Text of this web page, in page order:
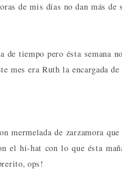
de mis días no dan más
de tiempo pero ésta semana
mes era Ruth la encargada
mermelada de zarzamora
el hi-hat con lo que ésta
ops!